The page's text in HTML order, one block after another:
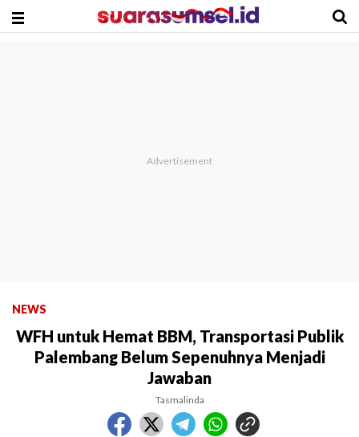
NEWS
WFH untuk Hemat BBM, Transportasi Publik
Palembang Belum Sepenuhnya Menjadi
Jawaban
Tasmalinda